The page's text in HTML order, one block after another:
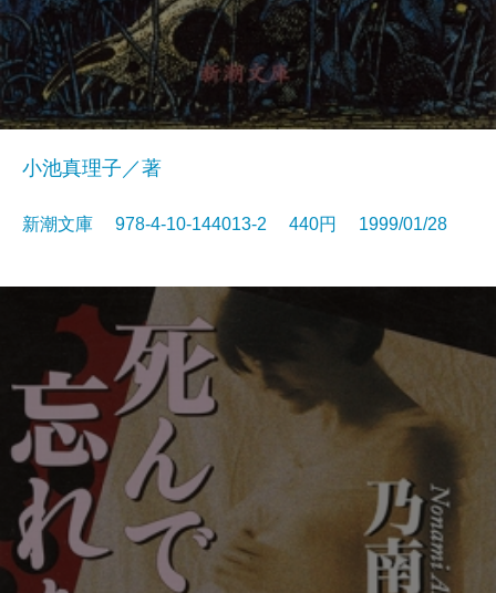
小池真理子／著
新潮文庫 978-4-10-144013-2 440円 1999/01/28